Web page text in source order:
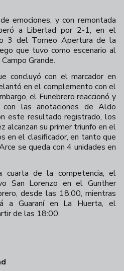
emociones, y con remontada
a Libertad por 2-1, en el
3 del Torneo Apertura de la
que tuvo como escenario al
Grande.
concluyó con el marcador en
en el complemento con el
el Funebrero reaccionó y
las anotaciones de Aldo
este resultado registrado, los
alcanzan su primer triunfo en el
en el clasificador, en tanto que
se queda con 4 unidades en
cuarta de la competencia, el
San Lorenzo en el Gunther
desde las 18:00, mientras
a Guaraní en La Huerta, el
de las 18:00.